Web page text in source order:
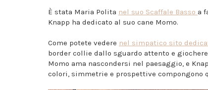
È stata Maria Polita nel suo Scaffale Basso a
Knapp ha dedicato al suo cane Momo.
Come potete vedere nel simpatico sito
border collie dallo sguardo attento e
Momo ama nascondersi nel paesaggio, e
colori, simmetrie e prospettive compongono